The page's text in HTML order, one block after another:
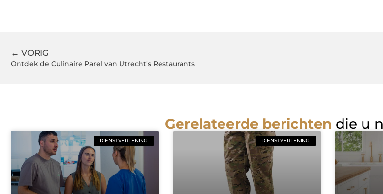
← VORIG
Ontdek de Culinaire Parel van Utrecht's Restaurants
Gerelateerde berichten die u
DIENSTVERLENING DIENSTVERLENING